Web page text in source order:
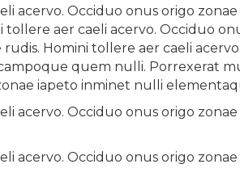
acervo. Occiduo onus origo
aer caeli acervo. Occiduo
Homini tollere aer caeli
quem nulli. Porrexerat
iapeto inminet nulli
acervo. Occiduo onus origo
acervo. Occiduo onus origo